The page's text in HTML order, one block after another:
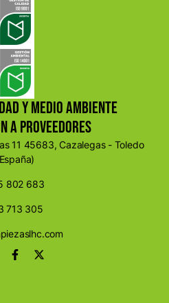
Y MEDIO AMBIENTE
A PROVEEDORES
11 45683, Cazalegas - Toledo
802 683
713 305